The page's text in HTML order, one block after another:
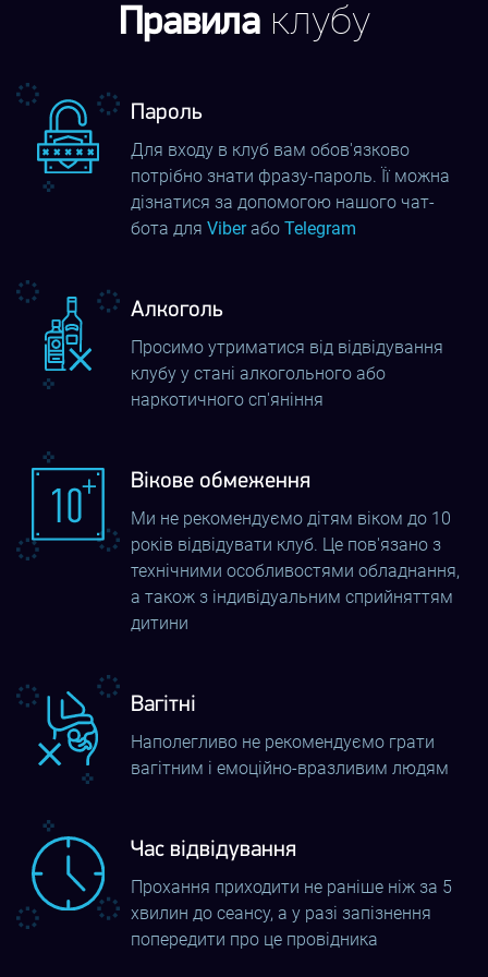
замінити собою навчальні центри. В
основні переваги: доступність у будь-
який зручний час і реалістичність, що
сприяє зануренню в світ знань.
Зв'язок на великій відстані. Можна
використовувати цифровий світ для
проведення нарад та конференцій, що
вельми зручно, якщо учасники
країнах. Можна виходити на зв'язок,
коли зручно й обговорювати важливі
питання, не витрачаючи час на дорогу.
Власне, так і спілкуються члени
регулярні наради.
Вже сьогодні ви можете насолодитися новими
можливостями, відвідавши клуб CUBE. Черкаси – це
якраз одне з міст, де ви можете незабутньо провести
час.
Як потрапити в клуб VR CUBE?
Правилаклубу
Пароль
Для входу в клуб вам обов'язково
потрібно знати фразу-пароль. Її можна
дізнатися за допомогою нашого чат-
бота для Viberабо Telegram
Алкоголь
Просимо утриматися від відвідування
клубу у стані алкогольного або
наркотичного сп'яніння
Вікове обмеження
Ми не рекомендуємо дітям віком до 10
років відвідувати клуб. Це пов'язано з
технічними особливостями обладнання,
а також з індивідуальним сприйняттям
дитини
Вагітні
Наполегливо не рекомендуємо грати
вагітним і емоційно-вразливим людям
Час відвідування
Прохання приходити не раніше ніж за 5
хвилин до сеансу, а у разі запізнення
попередити про це провідника